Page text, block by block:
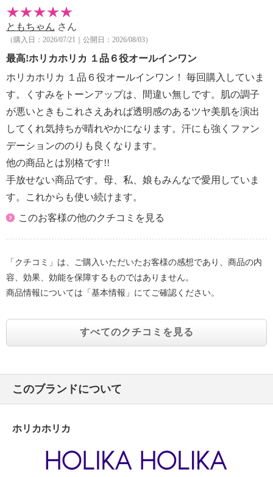
ともちゃん さん
（購入日：2026/07/21｜公開日：2026/08/03）
最高!ホリカホリカ １品６役オールインワン
ホリカホリカ １品６役オールインワン！ 毎回購入していま
す。くすみをトーンアップは、間違い無しです。肌の調子
が悪いときもこれさえあれば透明感のあるツヤ美肌を演出
してくれ気持ちが晴れやかになります。汗にも強くファン
デーションののりも良くなります。
他の商品とは別格です!!
手放せない商品です。母、私、娘もみんなで愛用していま
す。これからも使い続けます。
このお客様の他のクチコミを見る
「クチコミ」は、ご購入いただいたお客様の感想であり、商品の内
容、効果、効能を保障するものではありません。
商品情報については「基本情報」にてご確認ください。
すべてのクチコミを見る
このブランドについて
ホリカホリカ